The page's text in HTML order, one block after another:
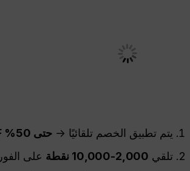
يتم تطبيق الخصم تلقائيًا →حتى 50% OFF
تلقي 2,000-10,000 نقطة
على الفور